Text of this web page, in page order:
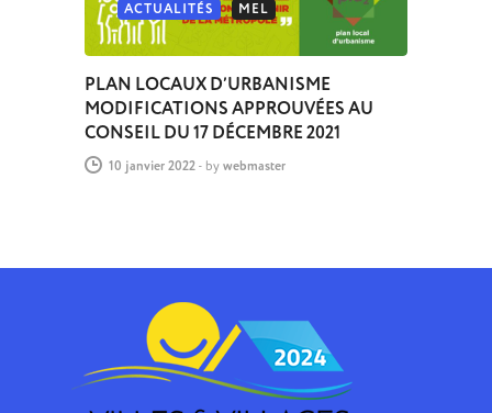
ACTUALITÉS MEL
PLAN LOCAUX D’URBANISME
MODIFICATIONS APPROUVÉES AU
CONSEIL DU 17 DÉCEMBRE 2021
10 janvier 2022- by webmaster